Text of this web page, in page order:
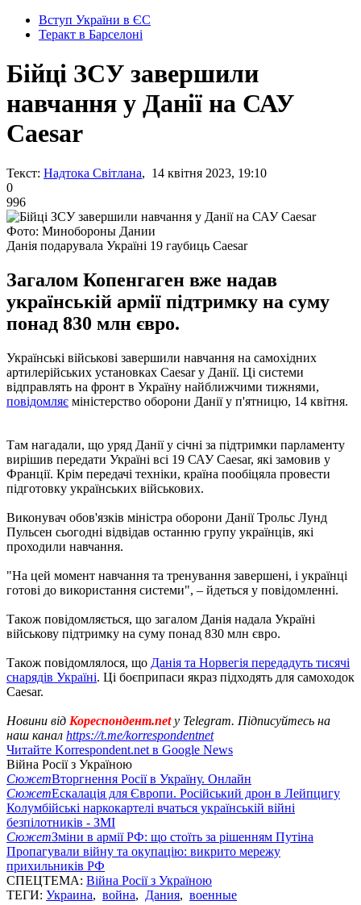
Вступ України в ЄС
Теракт в Барселоні
Бійці ЗСУ завершили
навчання у Данії на САУ
Caesar
Текст: Надтока Світлана, 14 квітня 2023, 19:10
0
996
Фото: Минобороны Дании
Данія подарувала Україні 19 гаубиць Caesar
Загалом Копенгаген вже надав
українській армії підтримку на суму
понад 830 млн євро.
Українські військові завершили навчання на самохідних
артилерійських установках Caesar у Данії. Ці системи
відправлять на фронт в Україну найближчими тижнями,
повідомляє міністерство оборони Данії у п'ятницю, 14 квітня.
Там нагадали, що уряд Данії у січні за підтримки парламенту
вирішив передати Україні всі 19 САУ Caesar, які замовив у
Франції. Крім передачі техніки, країна пообіцяла провести
підготовку українських військових.
Виконувач обов'язків міністра оборони Данії Трольс Лунд
Пульсен сьогодні відвідав останню групу українців, які
проходили навчання.
"На цей момент навчання та тренування завершені, і українці
готові до використання системи", – йдеться у повідомленні.
Також повідомляється, що загалом Данія надала Україні
військову підтримку на суму понад 830 млн євро.
Також повідомлялося, що Данія та Норвегія передадуть тисячі
снарядів Україні. Ці боєприпаси якраз підходять для самоходок
Caesar.
Новини від Кореспондент.netу Telegram. Підписуйтесь на
наш канал https://t.me/korrespondentnet
Читайте Korrespondent.net в Google News
Війна Росії з Україною
СюжетВторгнення Росії в Україну. Онлайн
СюжетЕскалація для Європи. Російський дрон в Лейпцигу
Колумбійські наркокартелі вчаться українській війні
безпілотників - ЗМІ
СюжетЗміни в армії РФ: що стоїть за рішенням Путіна
Пропагували війну та окупацію: викрито мережу
прихильників РФ
СПЕЦТЕМА: Війна Росії з Україною
ТЕГИ: Украина, война, Дания, военные